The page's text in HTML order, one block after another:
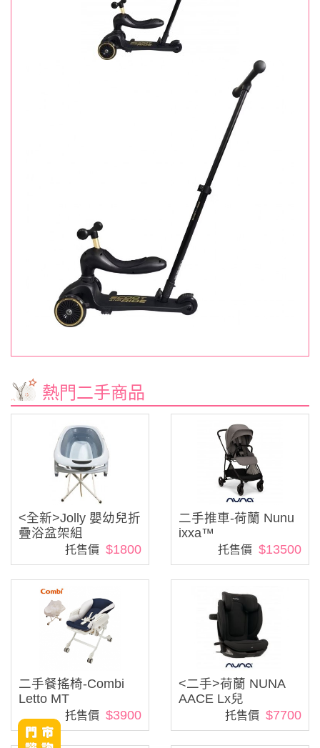
熱門二手商品
<全新>Jolly 嬰幼兒折
疊浴盆架組
托售價 $1800
二手推車-荷蘭 Nunu
ixxa™
托售價 $13500
二手餐搖椅-Combi
Letto MT
托售價 $3900
<二手>荷蘭 NUNA
AACE Lx兒
托售價 $7700